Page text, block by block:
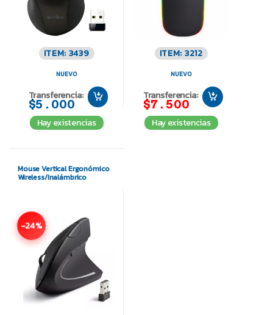
ITEM: 3439
NUEVO
Transferencia:
$5.000
Hay existencias
ITEM: 3212
NUEVO
Transferencia:
$7.500
Hay existencias
Mouse Vertical Ergonómico
Wireless/Inalámbrico
-24%